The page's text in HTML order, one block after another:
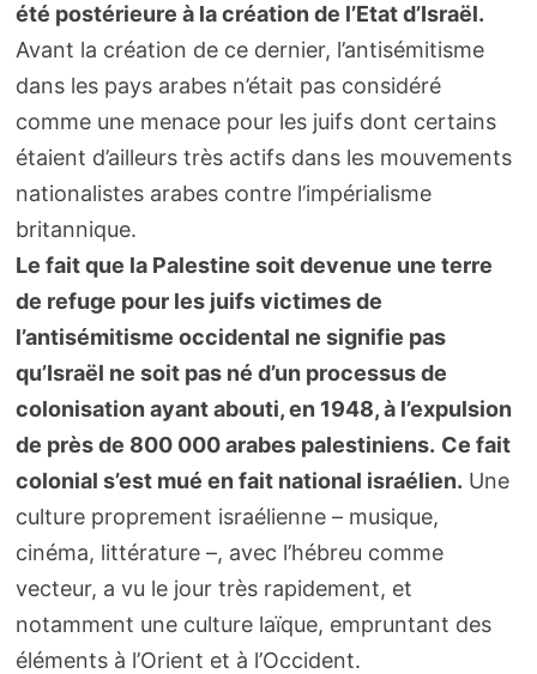
été postérieure à la création de l’Etat d’Israël.
Avant la création de ce dernier, l’antisémitisme
dans les pays arabes n’était pas considéré
comme une menace pour les juifs dont certains
étaient d’ailleurs très actifs dans les mouvements
nationalistes arabes contre l’impérialisme
britannique.
Le fait que la Palestine soit devenue une terre
de refuge pour les juifs victimes de
l’antisémitisme occidental ne signifie pas
qu’Israël ne soit pas né d’un processus de
colonisation ayant abouti, en 1948, à l’expulsion
de près de 800 000 arabes palestiniens. Ce fait
colonial s’est mué en fait national israélien. Une
culture proprement israélienne – musique,
cinéma, littérature –, avec l’hébreu comme
vecteur, a vu le jour très rapidement, et
notamment une culture laïque, empruntant des
éléments à l’Orient et à l’Occident.